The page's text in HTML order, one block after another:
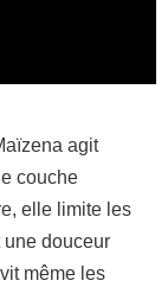
agit
couche
elle limite les
douceur
même les